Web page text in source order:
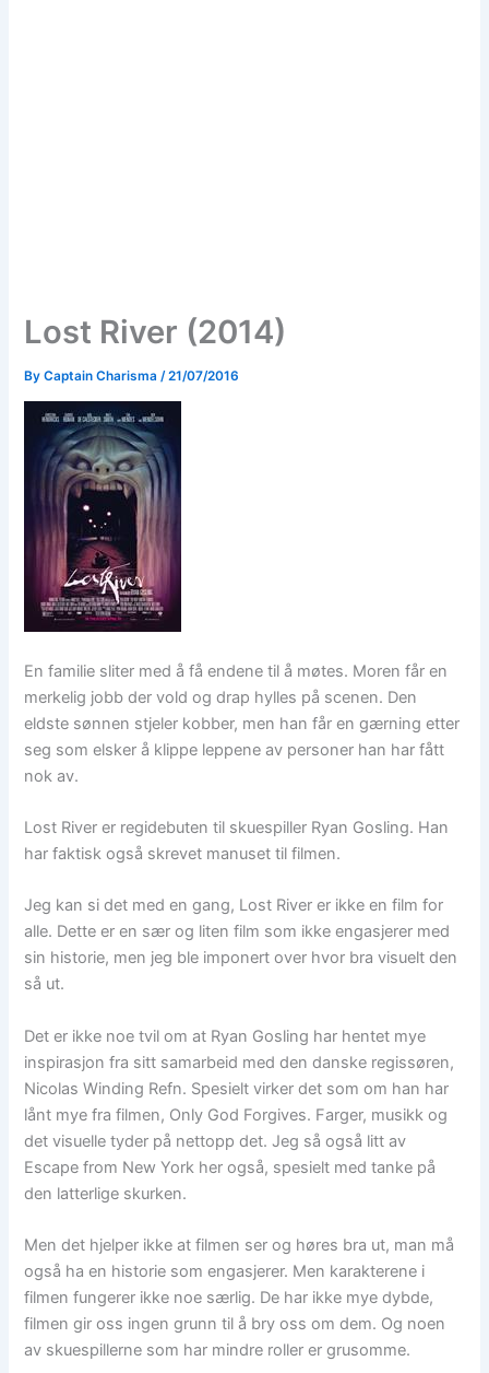
Lost River (2014)
ByCaptain Charisma /21/07/2016
En familie sliter med å få endene til å møtes. Moren får en
merkelig jobb der vold og drap hylles på scenen. Den
eldste sønnen stjeler kobber, men han får en gærning etter
seg som elsker å klippe leppene av personer han har fått
nok av.
Lost River er regidebuten til skuespiller Ryan Gosling. Han
har faktisk også skrevet manuset til filmen.
Jeg kan si det med en gang, Lost River er ikke en film for
alle. Dette er en sær og liten film som ikke engasjerer med
sin historie, men jeg ble imponert over hvor bra visuelt den
så ut.
Det er ikke noe tvil om at Ryan Gosling har hentet mye
inspirasjon fra sitt samarbeid med den danske regissøren,
Nicolas Winding Refn. Spesielt virker det som om han har
lånt mye fra filmen, Only God Forgives. Farger, musikk og
det visuelle tyder på nettopp det. Jeg så også litt av
Escape from New York her også, spesielt med tanke på
den latterlige skurken.
Men det hjelper ikke at filmen ser og høres bra ut, man må
også ha en historie som engasjerer. Men karakterene i
filmen fungerer ikke noe særlig. De har ikke mye dybde,
filmen gir oss ingen grunn til å bry oss om dem. Og noen
av skuespillerne som har mindre roller er grusomme.